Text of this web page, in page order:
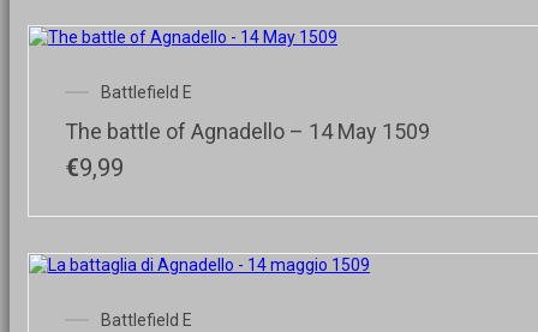
Battlefield E
The battle of Agnadello – 14 May 1509
€9,99
Battlefield E